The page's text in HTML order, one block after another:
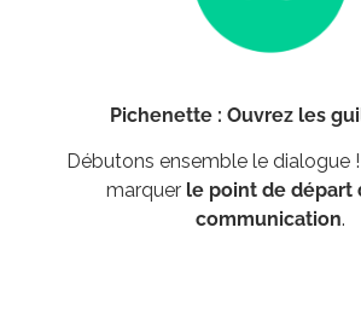
Pichenette : Ouvrez les
Débutons ensemble le dialogue !
marquer le point de départ
communication.